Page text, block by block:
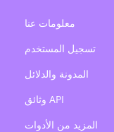
معلومات عنا
تسجيل المستخدم
المدونة والدلائل
وثائق API
المزيد من الأدوات